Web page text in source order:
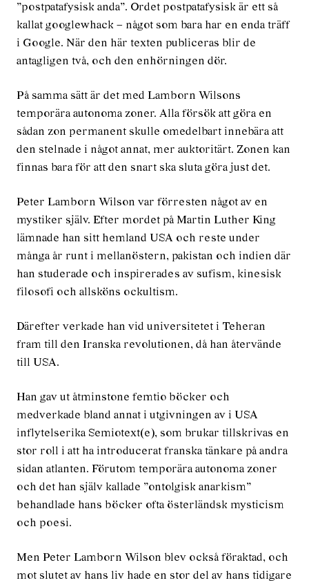
”postpatafysisk anda”. Ordet postpatafysisk är ett så
kallat googlewhack – något som bara har en enda träff
i Google. När den här texten publiceras blir de
antagligen två, och den enhörningen dör.
På samma sätt är det med Lamborn Wilsons
temporära autonoma zoner. Alla försök att göra en
sådan zon permanent skulle omedelbart innebära att
den stelnade i något annat, mer auktoritärt. Zonen kan
finnas bara för att den snart ska sluta göra just det.
Peter Lamborn Wilson var förresten något av en
mystiker själv. Efter mordet på Martin Luther King
lämnade han sitt hemland USA och reste under
många år runt i mellanöstern, pakistan och indien där
han studerade och inspirerades av sufism, kinesisk
filosofi och allsköns ockultism.
Därefter verkade han vid universitetet i Teheran
fram till den Iranska revolutionen, då han återvände
till USA.
Han gav ut åtminstone femtio böcker och
medverkade bland annat i utgivningen av i USA
inflytelserika Semiotext(e), som brukar tillskrivas en
stor roll i att ha introducerat franska tänkare på andra
sidan atlanten. Förutom temporära autonoma zoner
och det han själv kallade ”ontolgisk anarkism”
behandlade hans böcker ofta österländsk mysticism
och poesi.
Men Peter Lamborn Wilson blev också föraktad, och
mot slutet av hans liv hade en stor del av hans tidigare